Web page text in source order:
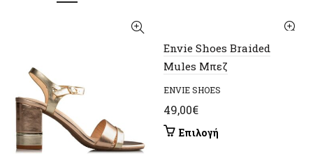
Envie Shoes Braided
Mules Μπεζ
ENVIE SHOES
49,00€
Επιλογή